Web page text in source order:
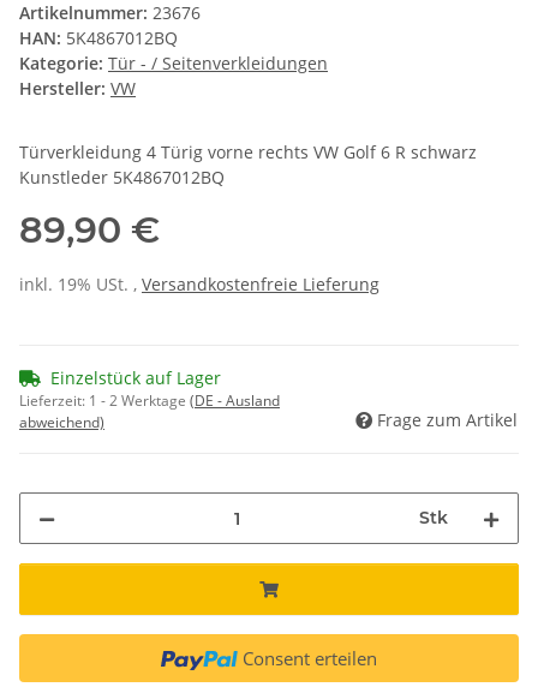
Artikelnummer: 23676
HAN: 5K4867012BQ
Kategorie: Tür - / Seitenverkleidungen
Hersteller: VW
Türverkleidung 4 Türig vorne rechts VW Golf 6 R schwarz
Kunstleder 5K4867012BQ
89,90 €
inkl. 19% USt. , Versandkostenfreie Lieferung
Einzelstück auf Lager
Lieferzeit: 1 - 2 Werktage (DE - Ausland
abweichend)
Frage zum Artikel
Stk
Consent erteilen